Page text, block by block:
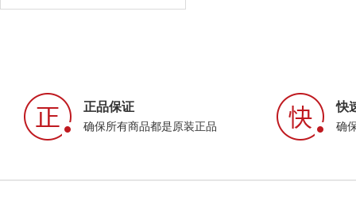
正品保证
确保所有商品都是原装正品
快
确